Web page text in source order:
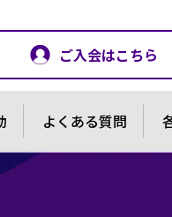
ご入会はこちら
よくある質問